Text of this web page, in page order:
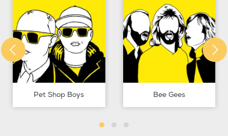
Pet Shop Boys Bee Gees